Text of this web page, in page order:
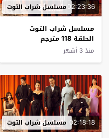
02:23:36مسلسل شراب التوت
مسلسل شراب التوت
الحلقة 118 مترجم
منذ 3 أشهر
02:18:18 مسلسل شراب التوت